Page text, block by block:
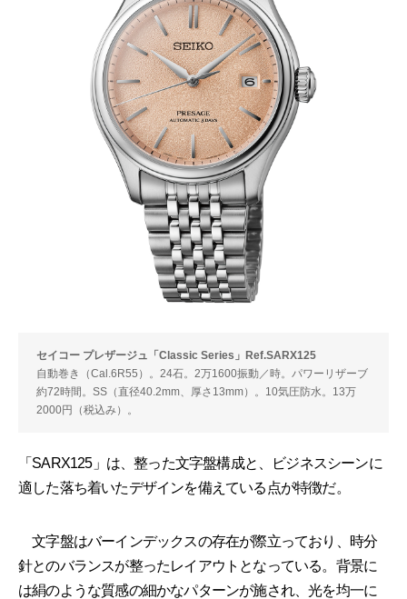
セイコー プレザージュ「Classic Series」Ref.SARX125
自動巻き（Cal.6R55）。24石。2万1600振動／時。パワーリザーブ
約72時間。SS（直径40.2mm、厚さ13mm）。10気圧防水。13万
2000円（税込み）。
「SARX125」は、整った文字盤構成と、ビジネスシーンに
適した落ち着いたデザインを備えている点が特徴だ。
文字盤はバーインデックスの存在が際立っており、時分
針とのバランスが整ったレイアウトとなっている。背景に
は絹のような質感の細かなパターンが施され、光を均一に